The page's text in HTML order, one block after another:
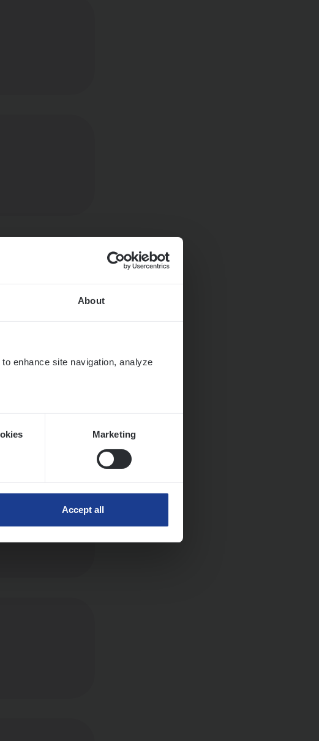
About
enhance site navigation, analyze
Marketing
Accept all